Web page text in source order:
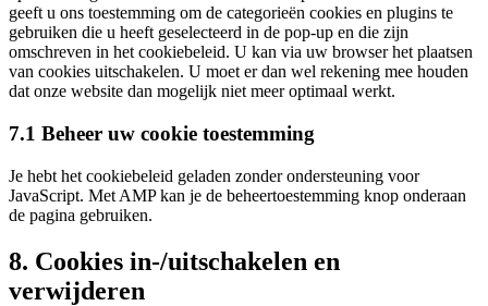
geeft u ons toestemming om de categorieën cookies en plugins te
gebruiken die u heeft geselecteerd in de pop-up en die zijn
omschreven in het cookiebeleid. U kan via uw browser het plaatsen
van cookies uitschakelen. U moet er dan wel rekening mee houden
dat onze website dan mogelijk niet meer optimaal werkt.
7.1 Beheer uw cookie toestemming
Je hebt het cookiebeleid geladen zonder ondersteuning voor
JavaScript. Met AMP kan je de beheertoestemming knop onderaan
de pagina gebruiken.
8. Cookies in-/uitschakelen en
verwijderen